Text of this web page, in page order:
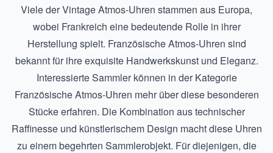
Viele der Vintage Atmos-Uhren stammen aus Europa,
wobei Frankreich eine bedeutende Rolle in ihrer
Herstellung spielt. Französische Atmos-Uhren sind
bekannt für ihre exquisite Handwerkskunst und Eleganz.
Interessierte Sammler können in der Kategorie
Französische Atmos-Uhren mehr über diese besonderen
Stücke erfahren. Die Kombination aus technischer
Raffinesse und künstlerischem Design macht diese Uhren
zu einem begehrten Sammlerobjekt. Für diejenigen, die